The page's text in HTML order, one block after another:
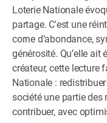
Loterie Nationale
partage. C'est une
corne d’abondance,
générosité. Qu’elle ait
créateur, cette lecture
Nationale :
société une partie des
contribuer, avec